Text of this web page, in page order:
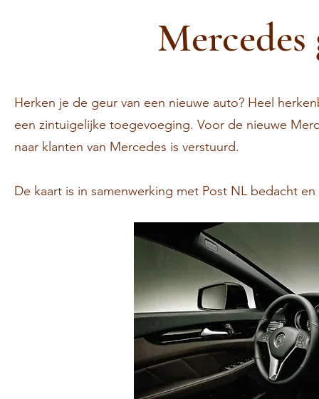
Mercedes
Herken je de geur van een nieuwe auto? Heel
een zintuigelijke toegevoeging. Voor de nieuwe
naar klanten van Mercedes is verstuurd.
De kaart is in samenwerking met Post NL bedacht